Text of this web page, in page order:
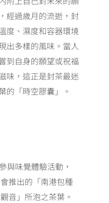
經過歲月的流逝，封
度、濕度和容器環境
出多樣的風味。當人
到自身的願望或祝福
味，這正是封茶最迷
的「時空膠囊」。
與味覺體驗活動，
推出的「南港包種
音」所泡之茶葉。